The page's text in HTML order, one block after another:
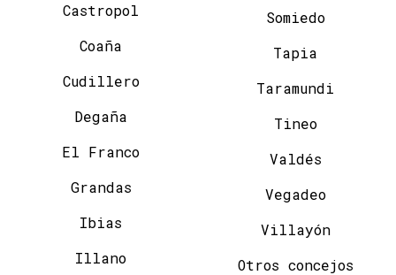
Castropol
Coaña
Cudillero
Degaña
El Franco
Grandas
Ibias
Illano
Somiedo
Tapia
Taramundi
Tineo
Valdés
Vegadeo
Villayón
Otros concejos